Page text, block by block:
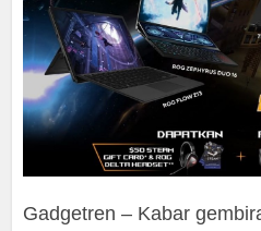
Gadgetren – Kabar